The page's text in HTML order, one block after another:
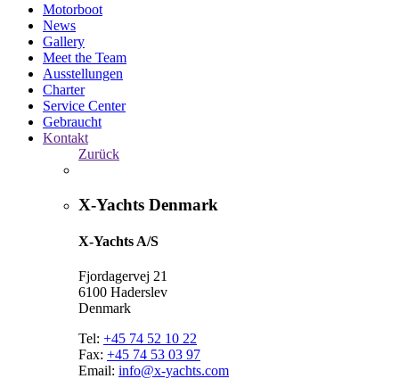
Motorboot
News
Gallery
Meet the Team
Ausstellungen
Charter
Service Center
Gebraucht
Kontakt
Zurück
X-Yachts Denmark
X-Yachts A/S
Fjordagervej 21
6100 Haderslev
Denmark
Tel: +45 74 52 10 22
Fax: +45 74 53 03 97
Email: info@x-yachts.com